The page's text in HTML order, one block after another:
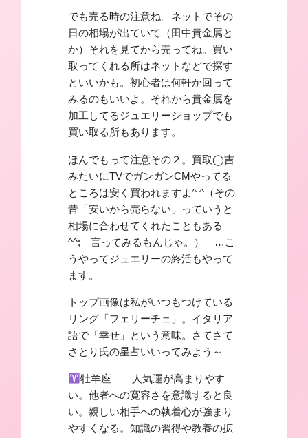
でも売る時の注意ね。ネットでその
日の相場が出ていて（田中貴金属と
か）それを見てから売ってね。買い
取ってくれる所はネットなどで探す
といいかも。初心者は何軒か回って
みるのもいいよ。それから貴金属を
加工してるジュエリーショップでも
買い取る所もあります。
ほんでもって注意その２。買取◯吉
みたいにTVでガンガンCMやってる
ところは安く買われますよ^ ^（その
昔「安いから売らない」っていうと
相場に合わせてくれたこともある
^^; 言ってみるもんじゃ。） …こ
うやってジュエリーの終活もやって
ます。
トップ画像は私がいつもつけている
リング「フェリーチェ」。イタリア
語で「幸せ」という意味。さてさて
さとり氏の星占いいってみよう～
牡羊座 人気運が高まりやす
い。他者への寛容さを意識すると良
い。親しい相手への執着心が強まり
やすくなる。知識の習得や教養の拡